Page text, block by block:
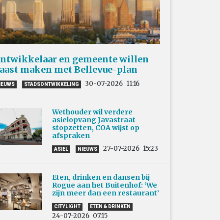
en gemeente willen
maken met Bellevue-plan
STADSONTWIKKELING 30-07-2026 11:16
Wethouder wil verdere
asielopvang Javastraat
stopzetten, COA wijst op
afspraken
ASIEL NIEUWS 27-07-2026 15:23
Eten, drinken en dansen bij
Rogue aan het Buitenhof: ‘We
zijn meer dan een restaurant’
CITYLIGHT ETEN & DRINKEN
24-07-2026 07:15